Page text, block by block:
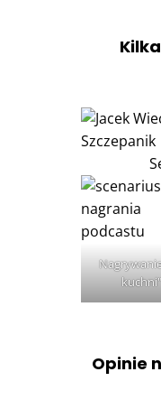
kuchni"
Opinie